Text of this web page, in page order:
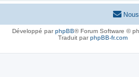
Développé parphpBB® Forum Software ©
Traduit parphpBB-fr.com